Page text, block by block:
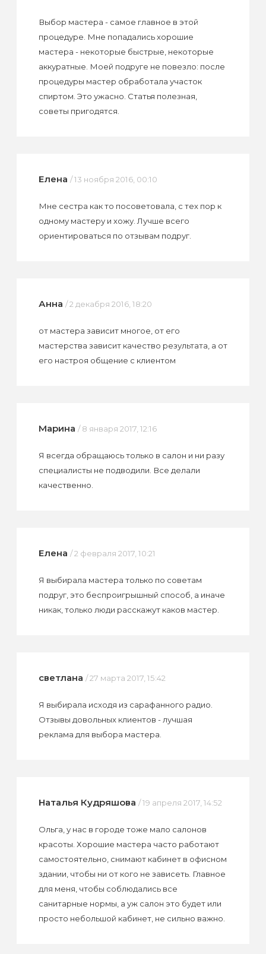
Выбор мастера - самое главное в этой
процедуре. Мне попадались хорошие
мастера - некоторые быстрые, некоторые
аккуратные. Моей подруге не повезло: после
процедуры мастер обработала участок
спиртом. Это ужасно. Статья полезная,
советы пригодятся.
Елена / 13 ноября 2016, 00:10
Мне сестра как то посоветовала, с тех пор к
одному мастеру и хожу. Лучше всего
ориентироваться по отзывам подруг.
Анна / 2 декабря 2016, 18:20
от мастера зависит многое, от его
мастерства зависит качество результата, а от
его настроя общение с клиентом
Марина / 8 января 2017, 12:16
Я всегда обращаюсь только в салон и ни разу
специалисты не подводили. Все делали
качественно.
Елена / 2 февраля 2017, 10:21
Я выбирала мастера только по советам
подруг, это беспроигрышный способ, а иначе
никак, только люди расскажут каков мастер.
светлана / 27 марта 2017, 15:42
Я выбирала исходя из сарафанного радио.
Отзывы довольных клиентов - лучшая
реклама для выбора мастера.
Наталья Кудряшова / 19 апреля 2017, 14:52
Ольга, у нас в городе тоже мало салонов
красоты. Хорошие мастера часто работают
самостоятельно, снимают кабинет в офисном
здании, чтобы ни от кого не зависеть. Главное
для меня, чтобы соблюдались все
санитарные нормы, а уж салон это будет или
просто небольшой кабинет, не сильно важно.